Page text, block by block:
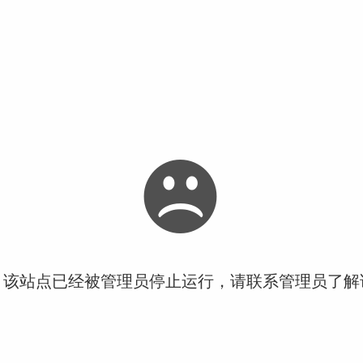
站点已经被管理员停止运行，请联系管理员了